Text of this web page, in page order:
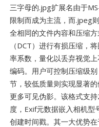
三字母的.jpg扩展名由于
限制而成为主流，而.jpeg
全相同的文件内容和压缩
（DCT）进行有损压缩，
率系数，量化以丢弃视觉
编码。用户可控制压缩级
节，较低质量则实现显著
更多可见伪影。该格式支
度，Exif元数据嵌入相机型
创建时间戳。其一大优势